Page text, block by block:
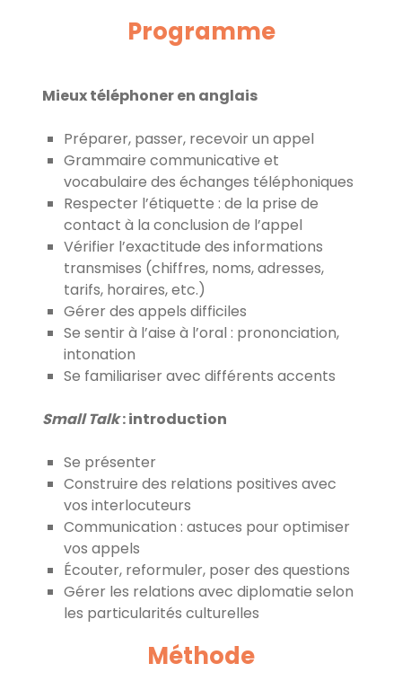
Programme
Mieux téléphoner en anglais
Préparer, passer, recevoir un appel
Grammaire communicative et
vocabulaire des échanges téléphoniques
Respecter l’étiquette : de la prise de
contact à la conclusion de l’appel
Vérifier l’exactitude des informations
transmises (chiffres, noms, adresses,
tarifs, horaires, etc.)
Gérer des appels difficiles
Se sentir à l’aise à l’oral : prononciation,
intonation
Se familiariser avec différents accents
Small Talk: introduction
Se présenter
Construire des relations positives avec
vos interlocuteurs
Communication : astuces pour optimiser
vos appels
Écouter, reformuler, poser des questions
Gérer les relations avec diplomatie selon
les particularités culturelles
Méthode